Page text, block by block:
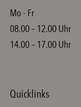
Mo - Fr
08.00 – 12.00 Uhr
14.00 – 17.00 Uhr
Quicklinks